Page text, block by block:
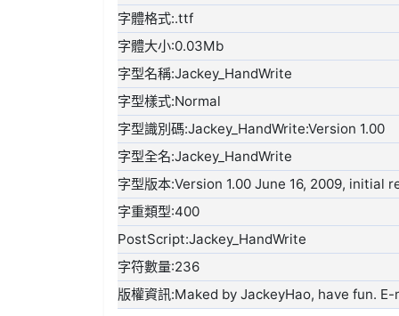
字體格式:.ttf
字體大小:0.03Mb
字型名稱:Jackey_HandWrite
字型樣式:Normal
字型識別碼:Jackey_HandWrite:Version 1.00
字型全名:Jackey_HandWrite
字型版本:Version 1.00 June 16, 2009, initial
字重類型:400
PostScript:Jackey_HandWrite
字符數量:236
版權資訊:Maked by JackeyHao, have fun.